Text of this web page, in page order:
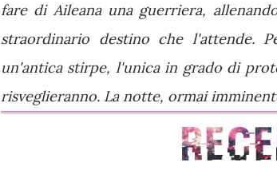
fare di Aileana una guerriera,
straordinario destino che l'attende.
un'antica stirpe, l'unica in grado di
risveglieranno. La notte, ormai